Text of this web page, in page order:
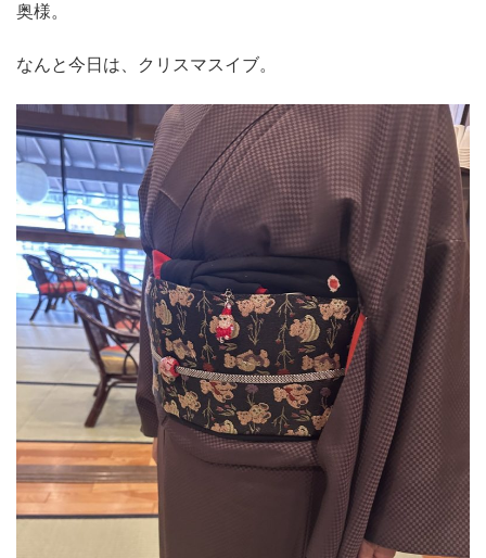
奥様。
なんと今日は、クリスマスイブ。